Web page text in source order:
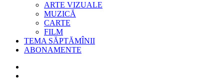
ARTE VIZUALE
MUZICĂ
CARTE
FILM
TEMA SĂPTĂMÎNII
ABONAMENTE